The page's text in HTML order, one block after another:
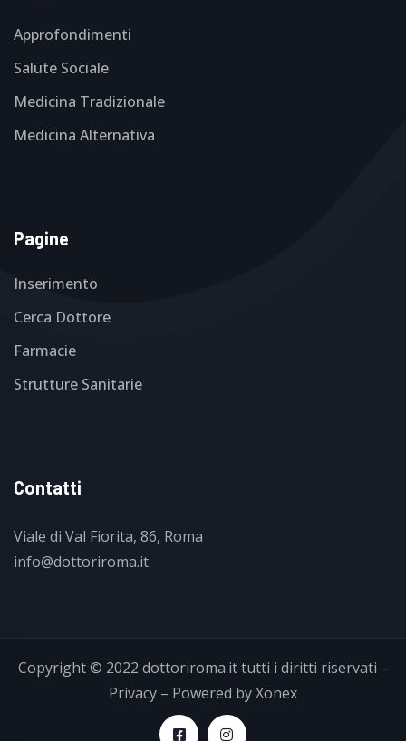
Approfondimenti
Salute Sociale
Medicina Tradizionale
Medicina Alternativa
Pagine
Inserimento
Cerca Dottore
Farmacie
Strutture Sanitarie
Contatti
Viale di Val Fiorita, 86, Roma
info@dottoriroma.it
Copyright © 2022 dottoriroma.ittutti i diritti riservati –
Privacy – Powered byXonex